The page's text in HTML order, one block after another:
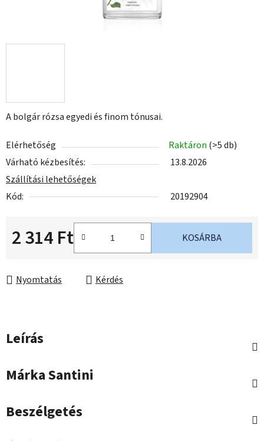
A bolgár rózsa egyedi és finom tónusai.
Elérhetőség Raktáron (>5 db)
Várható kézbesítés:
13.8.2026
Szállítási lehetőségek
Kód:
20192904
2 314 Ft KOSÁRBA
Nyomtatás Kérdés
Leírás
MárkaSantini
Beszélgetés